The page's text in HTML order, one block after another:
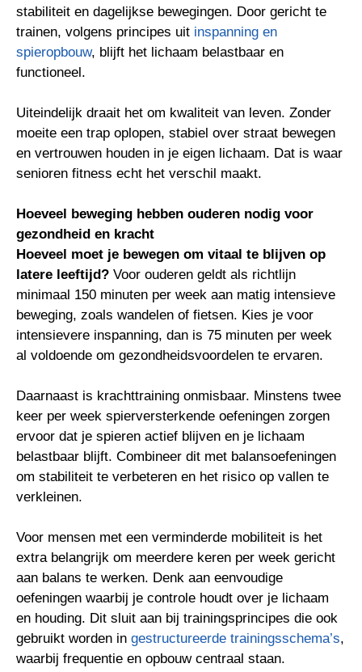
stabiliteit en dagelijkse bewegingen. Door gericht te
trainen, volgens principes uit inspanning en
spieropbouw, blijft het lichaam belastbaar en
functioneel.
Uiteindelijk draait het om kwaliteit van leven. Zonder
moeite een trap oplopen, stabiel over straat bewegen
en vertrouwen houden in je eigen lichaam. Dat is waar
senioren fitness echt het verschil maakt.
Hoeveel beweging hebben ouderen nodig voor
gezondheid en kracht
Hoeveel moet je bewegen om vitaal te blijven op
latere leeftijd? Voor ouderen geldt als richtlijn
minimaal 150 minuten per week aan matig intensieve
beweging, zoals wandelen of fietsen. Kies je voor
intensievere inspanning, dan is 75 minuten per week
al voldoende om gezondheidsvoordelen te ervaren.
Daarnaast is krachttraining onmisbaar. Minstens twee
keer per week spierversterkende oefeningen zorgen
ervoor dat je spieren actief blijven en je lichaam
belastbaar blijft. Combineer dit met balansoefeningen
om stabiliteit te verbeteren en het risico op vallen te
verkleinen.
Voor mensen met een verminderde mobiliteit is het
extra belangrijk om meerdere keren per week gericht
aan balans te werken. Denk aan eenvoudige
oefeningen waarbij je controle houdt over je lichaam
en houding. Dit sluit aan bij trainingsprincipes die ook
gebruikt worden in gestructureerde trainingsschema’s,
waarbij frequentie en opbouw centraal staan.